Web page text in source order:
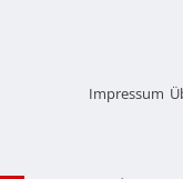
Impressum